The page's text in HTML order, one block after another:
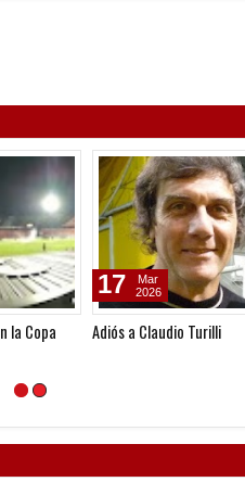
Adiós a Claudio Turilli
17
Mar
2026